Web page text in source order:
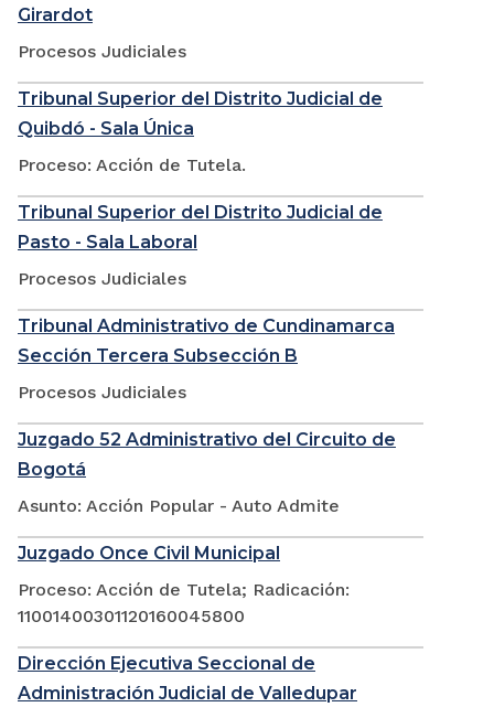
Girardot
Procesos Judiciales
Tribunal Superior del Distrito Judicial de
Quibdó - Sala Única
Proceso: Acción de Tutela.
Tribunal Superior del Distrito Judicial de
Pasto - Sala Laboral
Procesos Judiciales
Tribunal Administrativo de Cundinamarca
Sección Tercera Subsección B
Procesos Judiciales
Juzgado 52 Administrativo del Circuito de
Bogotá
Asunto: Acción Popular - Auto Admite
Juzgado Once Civil Municipal
Proceso: Acción de Tutela; Radicación:
11001400301120160045800
Dirección Ejecutiva Seccional de
Administración Judicial de Valledupar